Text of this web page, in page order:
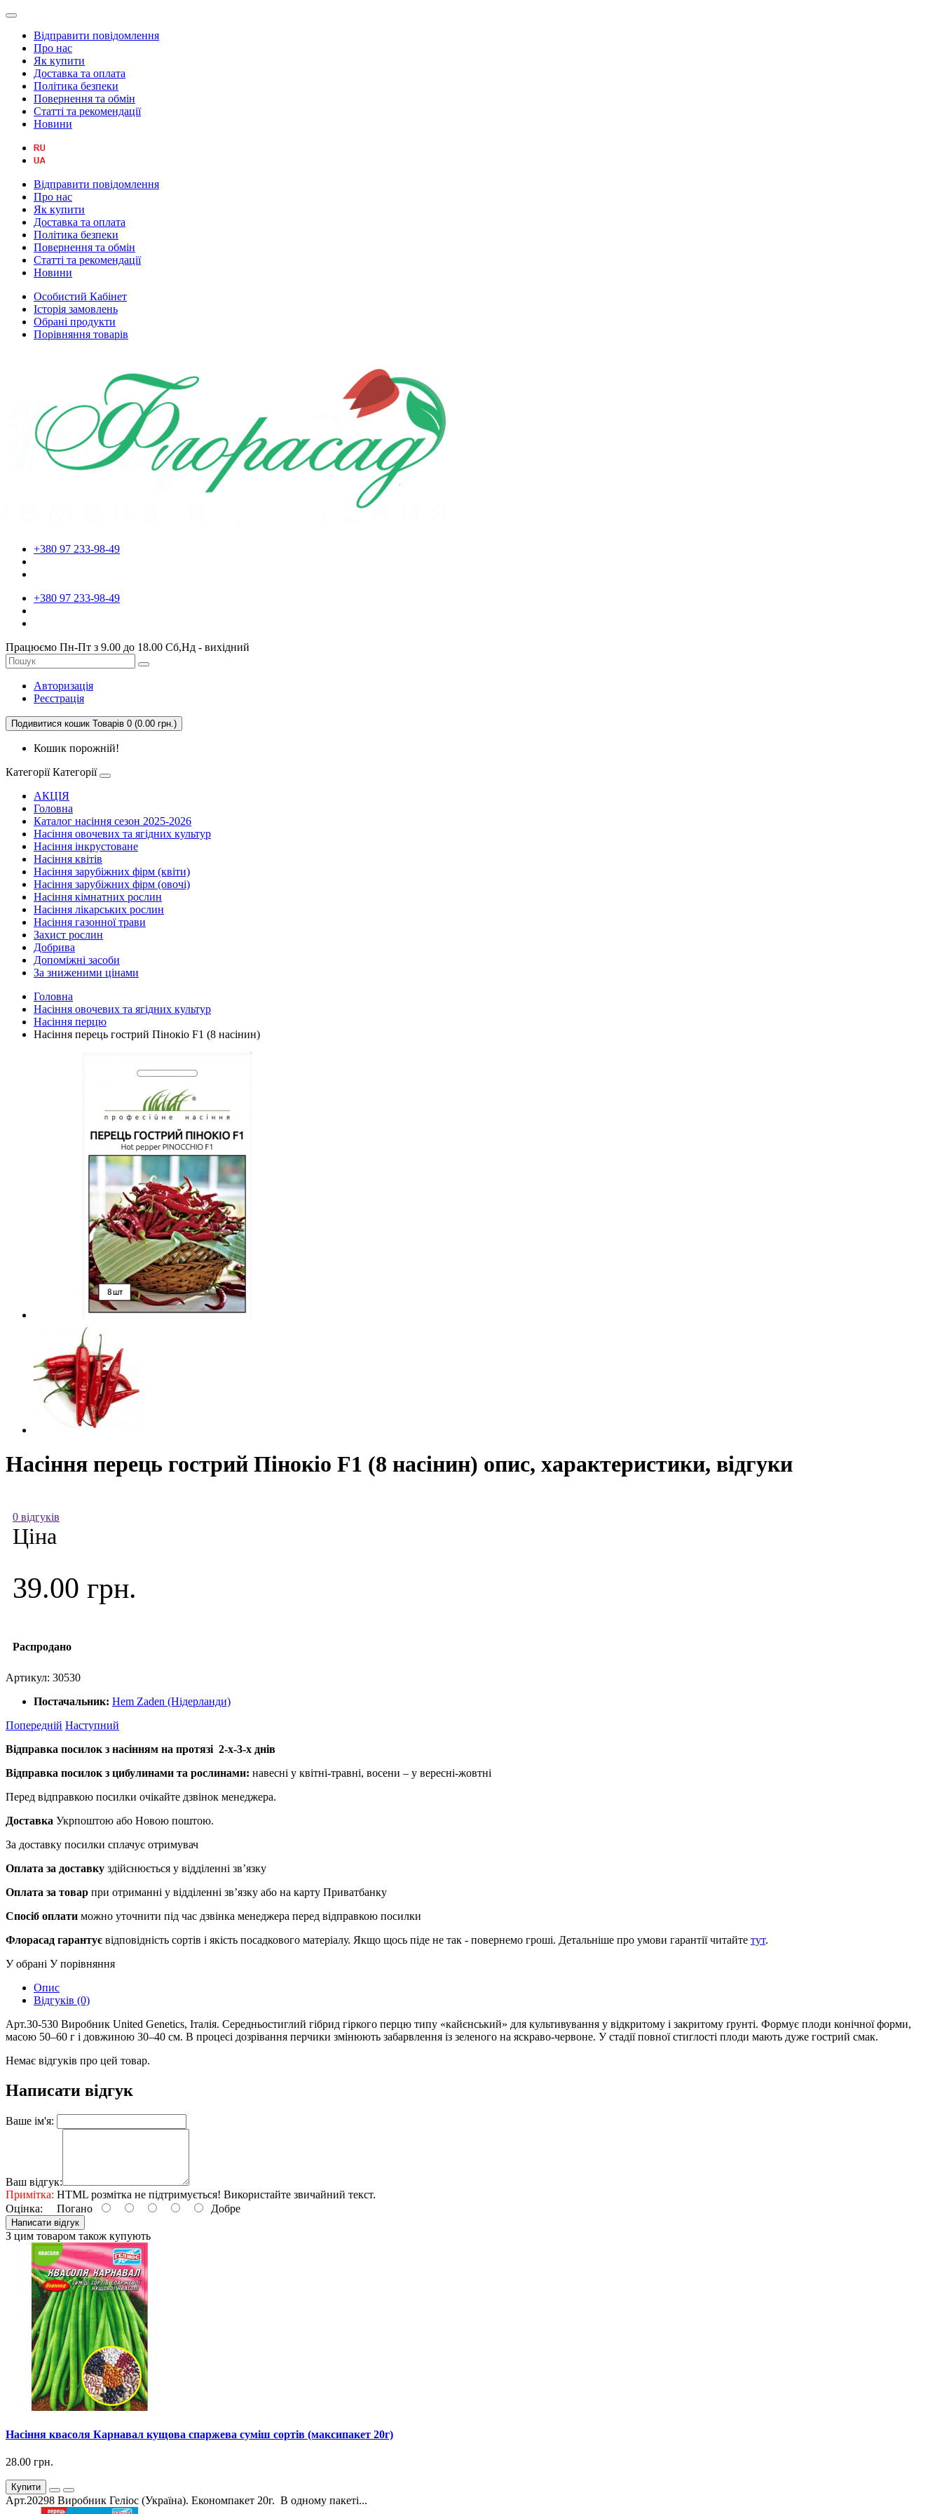
Відправити повідомлення
Про нас
Як купити
Доставка та оплата
Політика безпеки
Повернення та обмін
Статті та рекомендації
Новини
Відправити повідомлення
Про нас
Як купити
Доставка та оплата
Політика безпеки
Повернення та обмін
Статті та рекомендації
Новини
Особистий Кабінет
Історія замовлень
Обрані продукти
Порівняння товарів
+380 97 233-98-49
+380 97 233-98-49
Працюємо Пн-Пт з 9.00 до 18.00 Сб,Нд - вихідний
Авторизація
Реєстрація
Подивитися кошик Товарів 0 (0.00 грн.)
Кошик порожній!
Категорії Категорії
АКЦІЯ
Головна
Каталог насіння сезон 2025-2026
Насіння овочевих та ягідних культур
Насіння інкрустоване
Насіння квітів
Насіння зарубіжних фірм (квіти)
Насіння зарубіжних фірм (овочі)
Насіння кімнатних рослин
Насіння лікарських рослин
Насіння газонної трави
Захист рослин
Добрива
Допоміжні засоби
За зниженими цінами
Головна
Насіння овочевих та ягідних культур
Насіння перцю
Насіння перець гострий Пінокіо F1 (8 насінин)
Насіння перець гострий Пінокіо F1 (8 насінин) опис, характеристики, відгуки
0 відгуків
Ціна
39.00 грн.
Распродано
Артикул: 30530
Постачальник: Hem Zaden (Нідерланди)
Попередній Наступний
Відправка посилок з насінням на протязі 2-х-3-х днів
Відправка посилок з цибулинами та рослинами: навесні у квітні-травні, восени – у вересні-жовтні
Перед відправкою посилки очікайте дзвінок менеджера.
Доставка Укрпоштою або Новою поштою.
За доставку посилки сплачує отримувач
Оплата за доставку здійснюється у відділенні зв’язку
Оплата за товар при отриманні у відділенні зв’язку або на карту Приватбанку
Спосіб оплати можно уточнити під час дзвінка менеджера перед відправкою посилки
Флорасад гарантує відповідність сортів і якість посадкового матеріалу. Якщо щось піде не так - повернемо гроші. Детальніше про умови гарантії читайте тут.
У обрані У порівняння
Опис
Відгуків (0)
Арт.30-530 Виробник United Genetics, Італія. Середньостиглий гібрид гіркого перцю типу «кайєнський» для культивування у відкритому і закритому ґрунті. Формує плоди конічної форми,
масою 50–60 г і довжиною 30–40 см. В процесі дозрівання перчики змінюють забарвлення із зеленого на яскраво-червоне. У стадії повної стиглості плоди мають дуже гострий смак.
Немає відгуків про цей товар.
Написати відгук
Ваше ім'я:
Ваш відгук:
Примітка: HTML розмітка не підтримується! Використайте звичайний текст.
Оцінка: Погано Добре
Написати відгук
З цим товаром також купують
Насіння квасоля Карнавал кущова спаржева суміш сортів (максипакет 20г)
28.00 грн.
Купити
Арт.20298 Виробник Геліос (Україна). Економпакет 20г. В одному пакеті...